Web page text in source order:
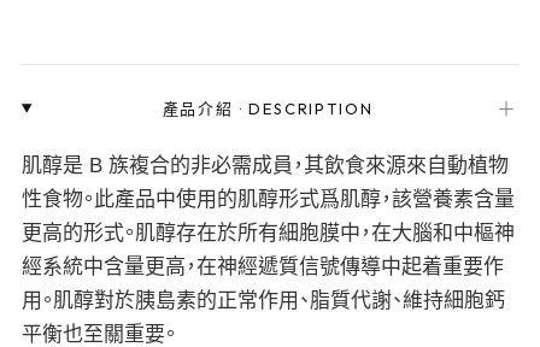
產品介紹 ·DESCRIPTION ＋
肌醇是 B 族複合的非必需成員，其飲食來源來自動植物
性食物。此產品中使用的肌醇形式爲肌醇，該營養素含量
更高的形式。肌醇存在於所有細胞膜中，在大腦和中樞神
經系統中含量更高，在神經遞質信號傳導中起着重要作
用。肌醇對於胰島素的正常作用、脂質代謝、維持細胞鈣
平衡也至關重要。